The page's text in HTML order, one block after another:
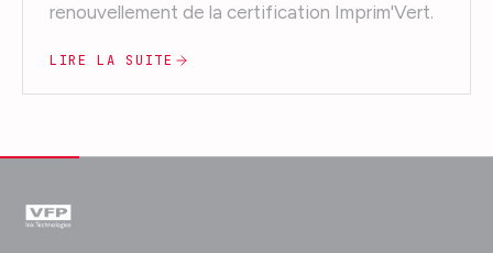
renouvellement de la certification Imprim'Vert.
LIRE LA SUITE